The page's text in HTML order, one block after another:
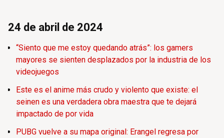
24 de abril de 2024
“Siento que me estoy quedando atrás”: los gamers
mayores se sienten desplazados por la industria de los
videojuegos
Este es el anime más crudo y violento que existe: el
seinen es una verdadera obra maestra que te dejará
impactado de por vida
PUBG vuelve a su mapa original: Erangel regresa por